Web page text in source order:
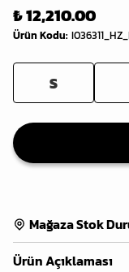
₺ 12,210.00
Ürün Kodu:
S
Mağaza Stok
Ürün Açıklaması